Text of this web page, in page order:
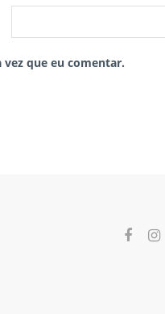
que eu comentar.